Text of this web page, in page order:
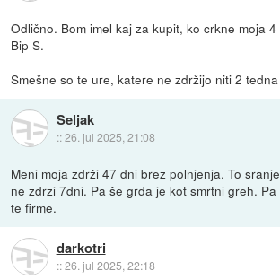
Odlično. Bom imel kaj za kupit, ko crkne moja
Bip S.
Smešne so te ure, katere ne zdržijo niti 2
Seljak
::26. jul 2025, 21:08
Meni moja zdrži 47 dni brez polnjenja. To
ne zdrzi 7dni. Pa še grda je kot smrtni greh.
te firme.
darkotri
::26. jul 2025, 22:18